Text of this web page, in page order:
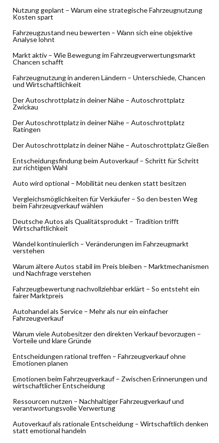
Nutzung geplant – Warum eine strategische Fahrzeugnutzung
Kosten spart
Fahrzeugzustand neu bewerten – Wann sich eine objektive
Analyse lohnt
Markt aktiv – Wie Bewegung im Fahrzeugverwertungsmarkt
Chancen schafft
Fahrzeugnutzung in anderen Ländern – Unterschiede, Chancen
und Wirtschaftlichkeit
Der Autoschrottplatz in deiner Nähe – Autoschrottplatz
Zwickau
Der Autoschrottplatz in deiner Nähe – Autoschrottplatz
Ratingen
Der Autoschrottplatz in deiner Nähe – Autoschrottplatz Gießen
Entscheidungsfindung beim Autoverkauf – Schritt für Schritt
zur richtigen Wahl
Auto wird optional – Mobilität neu denken statt besitzen
Vergleichsmöglichkeiten für Verkäufer – So den besten Weg
beim Fahrzeugverkauf wählen
Deutsche Autos als Qualitätsprodukt – Tradition trifft
Wirtschaftlichkeit
Wandel kontinuierlich – Veränderungen im Fahrzeugmarkt
verstehen
Warum ältere Autos stabil im Preis bleiben – Marktmechanismen
und Nachfrage verstehen
Fahrzeugbewertung nachvollziehbar erklärt – So entsteht ein
fairer Marktpreis
Autohandel als Service – Mehr als nur ein einfacher
Fahrzeugverkauf
Warum viele Autobesitzer den direkten Verkauf bevorzugen –
Vorteile und klare Gründe
Entscheidungen rational treffen – Fahrzeugverkauf ohne
Emotionen planen
Emotionen beim Fahrzeugverkauf – Zwischen Erinnerungen und
wirtschaftlicher Entscheidung
Ressourcen nutzen – Nachhaltiger Fahrzeugverkauf und
verantwortungsvolle Verwertung
Autoverkauf als rationale Entscheidung – Wirtschaftlich denken
statt emotional handeln